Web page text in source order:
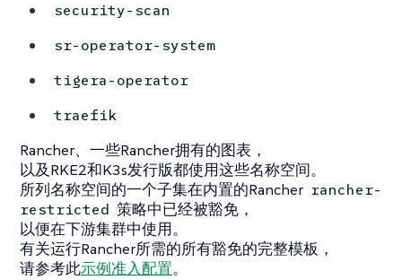
security-scan
sr-operator-system
tigera-operator
traefik
Rancher、一些Rancher拥有的图表，
以及RKE2和K3s发行版都使用这些名称空间。
所列名称空间的一个子集在内置的Rancher rancher-
restricted 策略中已经被豁免，
以便在下游集群中使用。
有关运行Rancher所需的所有豁免的完整模板，
请参考此示例准入配置。